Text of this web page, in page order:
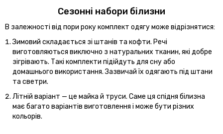
Сезонні набори білизни
В залежності від пори року комплект одягу може відрізнятися:
Зимовий складається зі штанів та кофти. Речі
виготовляються виключно з натуральних тканин, які добре
зігрівають. Такі комплекти підійдуть для сну або
домашнього використання. Зазвичай їх одягають під штани
та светри.
Літній варіант — це майка й труси. Саме ця спідня білизна
має багато варіантів виготовлення і може бути різних
кольорів.